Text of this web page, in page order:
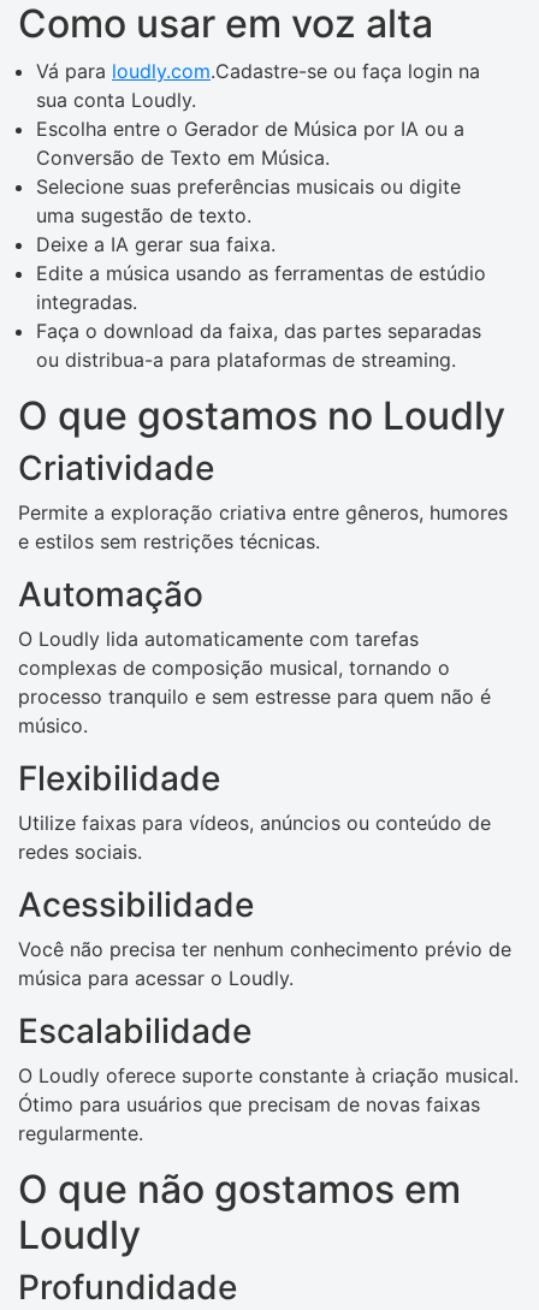
Como usar em voz alta
Vá para loudly.com.Cadastre-se ou faça login na
sua conta Loudly.
Escolha entre o Gerador de Música por IA ou a
Conversão de Texto em Música.
Selecione suas preferências musicais ou digite
uma sugestão de texto.
Deixe a IA gerar sua faixa.
Edite a música usando as ferramentas de estúdio
integradas.
Faça o download da faixa, das partes separadas
ou distribua-a para plataformas de streaming.
O que gostamos no Loudly
Criatividade
Permite a exploração criativa entre gêneros, humores
e estilos sem restrições técnicas.
Automação
O Loudly lida automaticamente com tarefas
complexas de composição musical, tornando o
processo tranquilo e sem estresse para quem não é
músico.
Flexibilidade
Utilize faixas para vídeos, anúncios ou conteúdo de
redes sociais.
Acessibilidade
Você não precisa ter nenhum conhecimento prévio de
música para acessar o Loudly.
Escalabilidade
O Loudly oferece suporte constante à criação musical.
Ótimo para usuários que precisam de novas faixas
regularmente.
O que não gostamos em
Loudly
Profundidade